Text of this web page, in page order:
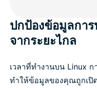
ปกป้องข้อมูลการ
จากระยะไกล
เวลาที่ทำงานบน Linux
ทำให้ข้อมูลของคุณถูกเปิด